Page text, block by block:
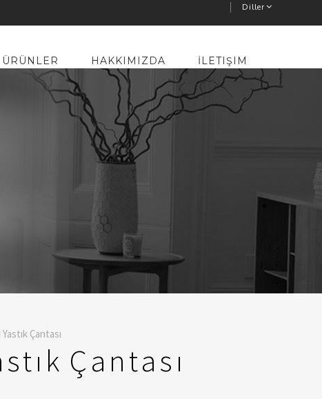
Diller
ÜRÜNLER HAKKIMIZDA İLETIŞIM
Çantası
Çantası